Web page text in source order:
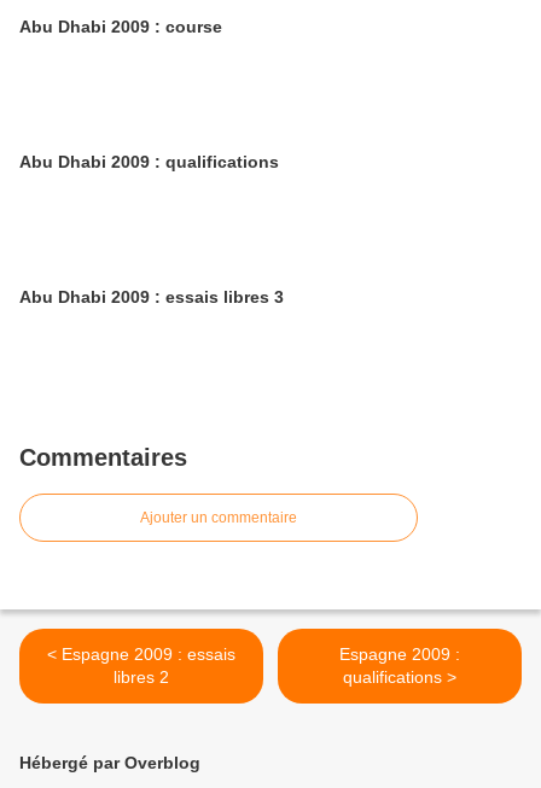
Abu Dhabi 2009 : course
Abu Dhabi 2009 : qualifications
Abu Dhabi 2009 : essais libres 3
Commentaires
Ajouter un commentaire
< Espagne 2009 : essais
libres 2
Espagne 2009 :
qualifications >
Hébergé par Overblog